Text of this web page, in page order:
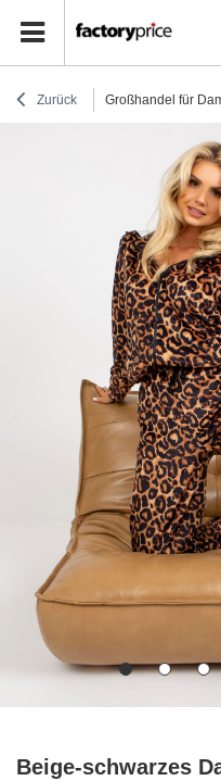
Zurück Großhandel für
Beige-schwarzes